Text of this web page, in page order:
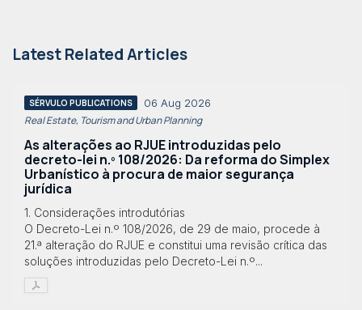
Latest Related Articles
SÉRVULO PUBLICATIONS 06 Aug 2026
Real Estate, Tourism and Urban Planning
As alterações ao RJUE introduzidas pelo
decreto-lei n.º 108/2026: Da reforma do Simplex
Urbanístico à procura de maior segurança
jurídica
1. Considerações introdutórias
O Decreto-Lei n.º 108/2026, de 29 de maio, procede à
21.ª alteração do RJUE e constitui uma revisão crítica das
soluções introduzidas pelo Decreto-Lei n.º...